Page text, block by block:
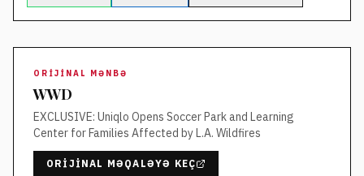
ORIJINAL MƏNBƏ
WWD
EXCLUSIVE: Uniqlo Opens Soccer Park and Learning
Center for Families Affected by L.A. Wildfires
ORIJINAL MƏQALƏYƏ KEÇ